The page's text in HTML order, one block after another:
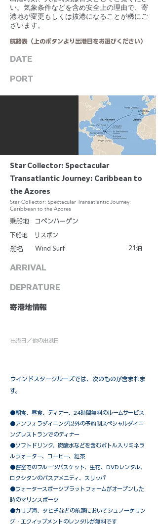
い。気象条件などを含め安全上の理由で、寄
港地が変更もしくは抜港になることが稀にご
ざいます。
航路表（上のボタンより出港日をお選びください）
DATE
PORT
Star Collector: Spectacular
Transatlantic Journey: Caribbean to
the Azores
Star Collector: Spectacular Transatlantic Journey:
Caribbean to the Azores
乗船地
下船地
船名
コペンハーゲン
リスボン
Wind Surf 21 泊
ARRIVAL
DEPRATURE
​寄港地情報
出港日／他の出港日
ウインドスタークルーズでは、次のものが含まれま
す。
●朝食、昼食、ディナー、24時間無料のルームサービス
​●アンフォラダイニング以外の予約制スペシャルダイニ
ングレストランでのディナー
●ソフトドリンク、炭酸水などを含むボトル入りミネラ
ルウォーター、コーヒー、紅茶
●客室でのフルーツバスケット、生花、DVDレンタル、
ロクシタンのバスアメニティ、スリッパ
●ウォータースポーツプラットフォームがオープンした
時のマリンスポーツ
●カリブ海、タヒチなどの航路においてシュノーケリン
グ・エクイップメントのレンタルが無料です